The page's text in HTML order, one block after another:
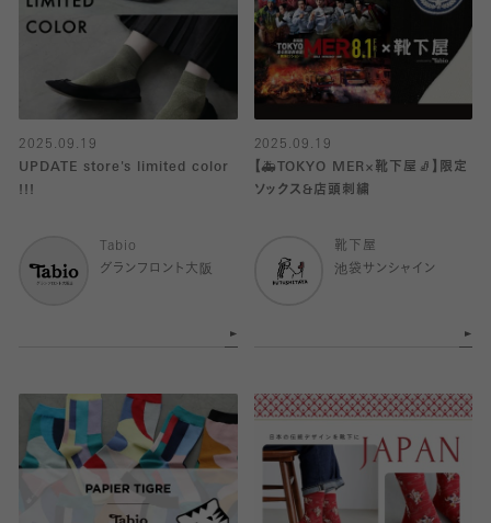
2025.09.19
UPDATE store's limited color
!!!
Tabio
グランフロント大阪
2025.09.19
【🚑TOKYO MER×靴下屋🧦】限定
ソックス&店頭刺繍
靴下屋
池袋サンシャイン